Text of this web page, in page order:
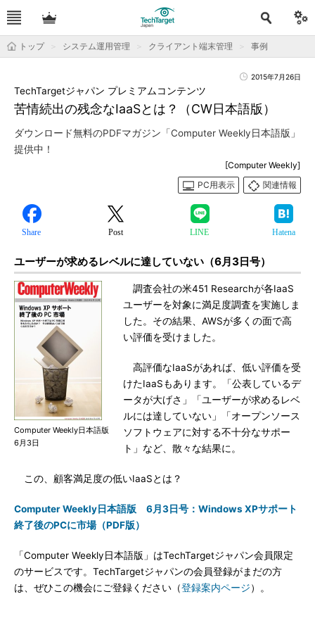
トップ システム運用管理 クライアント端末管理 事例
2015年7月26日
苦情続出の残念なIaaSとは？（CW日本語版）
TechTargetジャパン プレミアムコンテンツ
ダウンロード無料のPDFマガジン「Computer Weekly日本語版」
提供中！
[Computer Weekly]
PC用表示
関連情報
Share Post LINE Hatena
ユーザーが求めるレベルに達していない（6月3日号）
Computer Weekly日本語版
6月3日
調査会社の米451 Researchが各IaaS
ユーザーを対象に満足度調査を実施しま
した。その結果、AWSが多くの面で高
い評価を受けました。
高評価なIaaSがあれば、低い評価を受
けたIaaSもあります。「公表しているデ
ータが大げさ」「ユーザーが求めるレベ
ルには達していない」「オープンソース
ソフトウェアに対する不十分なサポー
ト」など、散々な結果に。
この、顧客満足度の低いIaaSとは？
Computer Weekly日本語版 6月3日号：Windows XPサポート
終了後のPCに市場（PDF版）
「Computer Weekly日本語版」はTechTargetジャパン会員限定
のサービスです。TechTargetジャパンの会員登録がまだの方
は、ぜひこの機会にご登録ください（登録案内ページ）。